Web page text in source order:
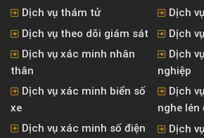
Dịch vụ thám tử
Dịch
Dịch vụ theo dõi giám sát
Dịch
Dịch vụ xác minh nhân
thân
Dịch
nghiệp
Dịch vụ xác minh biển số
xe
Dịch
nghe lén
Dịch vụ xác minh số điện
Dịch